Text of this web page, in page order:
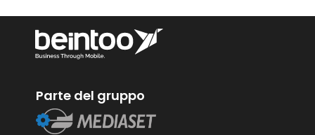
Parte del gruppo